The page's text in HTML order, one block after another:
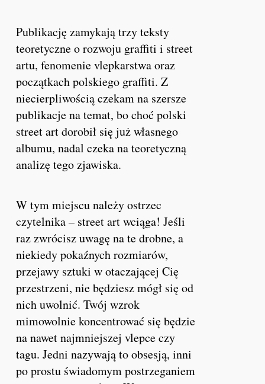
Publikację zamykają trzy teksty
teoretyczne o rozwoju graffiti i street
artu, fenomenie vlepkarstwa oraz
początkach polskiego graffiti. Z
niecierpliwością czekam na szersze
publikacje na temat, bo choć polski
street art dorobił się już własnego
albumu, nadal czeka na teoretyczną
analizę tego zjawiska.
W tym miejscu należy ostrzec
czytelnika – street art wciąga! Jeśli
raz zwrócisz uwagę na te drobne, a
niekiedy pokaźnych rozmiarów,
przejawy sztuki w otaczającej Cię
przestrzeni, nie będziesz mógł się od
nich uwolnić. Twój wzrok
mimowolnie koncentrować się będzie
na nawet najmniejszej vlepce czy
tagu. Jedni nazywają to obsesją, inni
po prostu świadomym postrzeganiem